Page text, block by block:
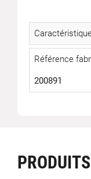
Référence
200891